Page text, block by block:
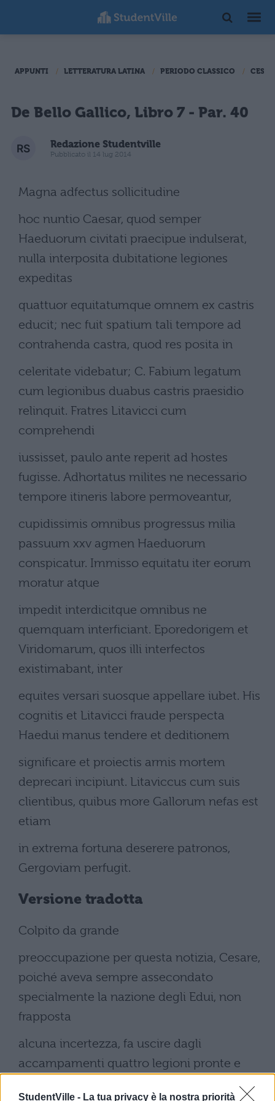
StudentVille - La tua privacy è la nostra priorità
APPUNTI LETTERATURA LATINA PERIODO CLASSICO
De Bello Gallico, Libro 7 - Par. 40
Redazione Studentville
Pubblicato il 14 lug 2014
Magna adfectus sollicitudine
hoc nuntio Caesar, quod semper
Haeduorum civitati praecipue indulserat,
nulla interposita dubitatione legiones
expeditas
quattuor equitatumque omnem ex castris
educit; nec fuit spatium tali tempore ad
contrahenda castra, quod res posita in
celeritate videbatur; C. Fabium legatum
cum legionibus duabus castris praesidio
relinquit. Fratres Litavicci cum
comprehendi
iussisset, paulo ante reperit ad hostes
fugisse. Adhortatus milites ne necessario
tempore itineris labore permoveantur,
cupidissimis omnibus progressus milia
passuum xxv agmen Haeduorum
conspicatur. Immisso equitatu iter eorum
moratur atque
impedit interdicitque omnibus ne
quemquam interficiant. Eporedorigem et
Viridomarum, quos illi interfectos
existimabant, inter
equites versari suosque appellare iubet. His
cognitis et Litavicci fraude perspecta
Haedui manus tendere et deditionem
significare et proiectis armis mortem
deprecari incipiunt. Litaviccus cum suis
clientibus, quibus more Gallorum nefas est
etiam
in extrema fortuna deserere patronos,
Gergoviam perfugit.
Versione tradotta
Colpito da grande
preoccupazione per questa notizia, Cesare,
poiché aveva sempre assecondato
specialmente la nazione degli Edui, non
frapposta
alcuna incertezza, fa uscire dagli
accampamenti quattro legioni pronte e
tutta la cavalleria; e non ci fu tempo in tale